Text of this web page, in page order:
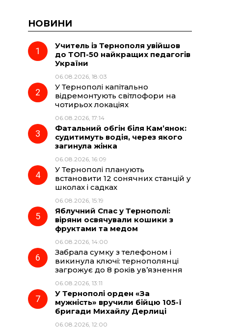
НОВИНИ
Учитель із Тернополя увійшов
до ТОП-50 найкращих педагогів
України
06.08.2026, 18:03
У Тернополі капітально
відремонтують світлофори на
чотирьох локаціях
06.08.2026, 17:14
Фатальний обгін біля Кам’янок:
судитимуть водія, через якого
загинула жінка
06.08.2026, 16:09
У Тернополі планують
встановити 12 сонячних станцій у
школах і садках
06.08.2026, 15:19
Яблучний Спас у Тернополі:
віряни освячували кошики з
фруктами та медом
06.08.2026, 14:00
Забрала сумку з телефоном і
викинула ключі: тернополянці
загрожує до 8 років ув’язнення
06.08.2026, 13:11
У Тернополі орден «За
мужність» вручили бійцю 105-ї
бригади Михайлу Дерлиці
06.08.2026, 12:00